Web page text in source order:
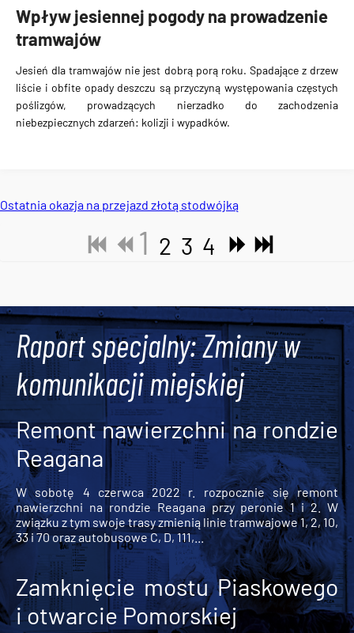
Wpływ jesiennej pogody na prowadzenie
tramwajów
Jesień dla tramwajów nie jest dobrą porą roku. Spadające z drzew
liście i obfite opady deszczu są przyczyną występowania częstych
poślizgów, prowadzących nierzadko do zachodzenia
niebezpiecznych zdarzeń: kolizji i wypadków.
Ostatnia okazja na przejazd złotą stodwójką
1 2 3 4
Raport specjalny: Zmiany w
komunikacji miejskiej
Remont nawierzchni na rondzie
Reagana
W sobotę 4 czerwca 2022 r. rozpocznie się remont
nawierzchni na rondzie Reagana przy peronie 1 i 2. W
związku z tym swoje trasy zmienią linie tramwajowe 1, 2, 10,
33 i 70 oraz autobusowe C, D, 111,...
Zamknięcie mostu Piaskowego
i otwarcie Pomorskiej